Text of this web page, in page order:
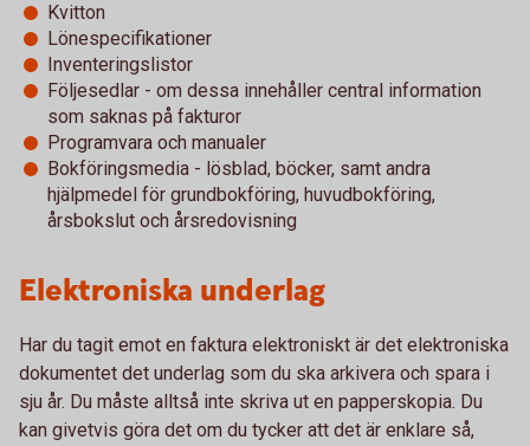
Kvitton
Lönespecifikationer
Inventeringslistor
Följesedlar - om dessa innehåller central information
som saknas på fakturor
Programvara och manualer
Bokföringsmedia - lösblad, böcker, samt andra
hjälpmedel för grundbokföring, huvudbokföring,
årsbokslut och årsredovisning
Elektroniska underlag
Har du tagit emot en faktura elektroniskt är det elektroniska
dokumentet det underlag som du ska arkivera och spara i
sju år. Du måste alltså inte skriva ut en papperskopia. Du
kan givetvis göra det om du tycker att det är enklare så,